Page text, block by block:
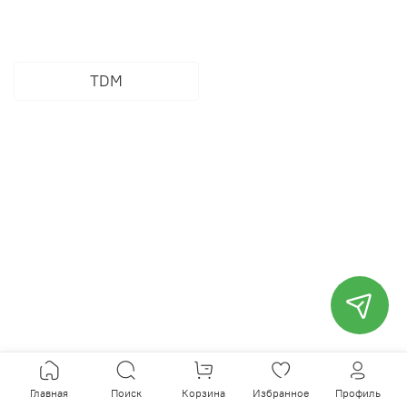
TDM
Главная Поиск Корзина Избранное Профиль